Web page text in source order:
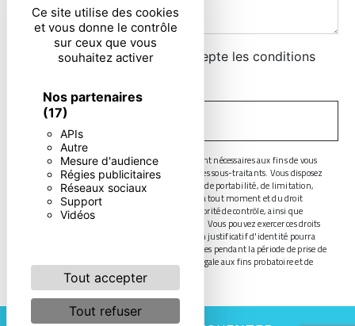
Ce site utilise des cookies
et vous donne le contrôle
sur ceux que vous
souhaitez activer
Nos partenaires
(17)
APIs
Autre
Mesure d'audience
Régies publicitaires
Réseaux sociaux
Support
Vidéos
Tout accepter
Tout refuser
En cochant cette case, j'accepte les conditions
** Les données personnelles communiquées sont nécessaires aux fins de vous
contacter. Elles sont destinées à l'entreprise et ses sous-traitants. Vous disposez
de droits d’accès, de rectification, d’effacement, de portabilité, de limitation,
d’opposition, de retrait de votre consentement à tout moment et du droit
d’introduire une réclamation auprès d’une autorité de contrôle, ainsi que
d’organiser le sort de vos données post-mortem. Vous pouvez exercer ces droits
par voie postale ou par courrier électronique. Un justificatif d'identité pourra
vous être demandé. Nous conservons vos données pendant la période de prise de
contact puis pendant la durée de prescription légale aux fins probatoire et de
gestion des contentieux.